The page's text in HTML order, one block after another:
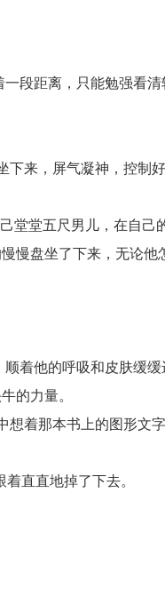
段距离，只能勉强看清
下来，屏气凝神，控制
堂堂五尺男儿，在自己
慢盘坐了下来，无论他
着他的呼吸和皮肤缓缓
的力量。
想着那本书上的图形文
直直地掉了下去。